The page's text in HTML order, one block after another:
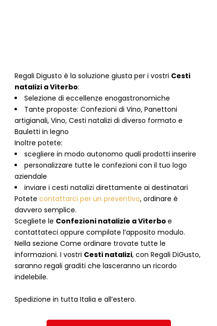
Regali Digusto è la soluzione giusta per i vostri Cesti
natalizi aViterbo:
Selezione di eccellenze enogastronomiche
Tante proposte: Confezioni di Vino, Panettoni
artigianali, Vino, Cesti natalizi di diverso formato e
Bauletti in legno
Inoltre potete:
scegliere in modo autonomo quali prodotti inserire
personalizzare tutte le confezioni con il tuo logo
aziendale
inviare i cesti natalizi direttamente ai destinatari
Potete contattarci per un preventivo, ordinare è
davvero semplice.
Scegliete le Confezioni natalizie aViterbo e
contattateci oppure compilate l’apposito modulo.
Nella sezione Come ordinare trovate tutte le
informazioni. I vostri Cesti natalizi, con Regali DiGusto,
saranno regali graditi che lasceranno un ricordo
indelebile.
Spedizione in tutta Italia e all’estero.